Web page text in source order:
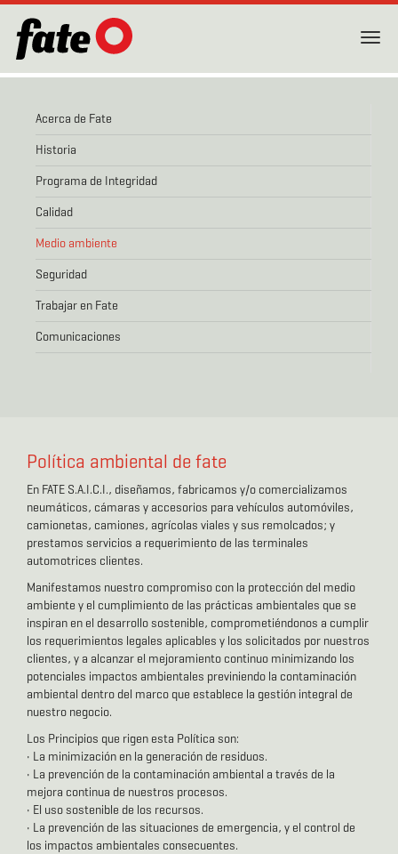
Acerca de Fate
Historia
Programa de Integridad
Calidad
Medio ambiente
Seguridad
Trabajar en Fate
Comunicaciones
Política ambiental de fate
En FATE S.A.I.C.I., diseñamos, fabricamos y/o comercializamos
neumáticos, cámaras y accesorios para vehículos automóviles,
camionetas, camiones, agrícolas viales y sus remolcados; y
prestamos servicios a requerimiento de las terminales
automotrices clientes.
Manifestamos nuestro compromiso con la protección del medio
ambiente y el cumplimiento de las prácticas ambientales que se
inspiran en el desarrollo sostenible, comprometiéndonos a cumplir
los requerimientos legales aplicables y los solicitados por nuestros
clientes, y a alcanzar el mejoramiento continuo minimizando los
potenciales impactos ambientales previniendo la contaminación
ambiental dentro del marco que establece la gestión integral de
nuestro negocio.
Los Principios que rigen esta Política son:
• La minimización en la generación de residuos.
• La prevención de la contaminación ambiental a través de la
mejora continua de nuestros procesos.
• El uso sostenible de los recursos.
• La prevención de las situaciones de emergencia, y el control de
los impactos ambientales consecuentes.